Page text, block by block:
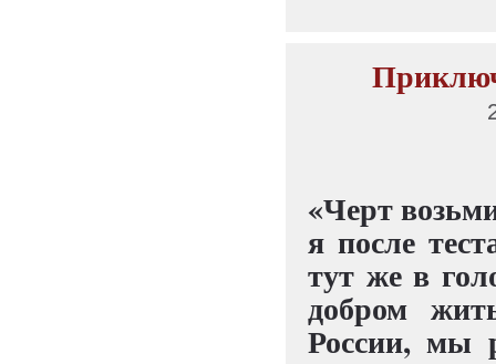
«Черт
я после
тут же в
добром
России, мы